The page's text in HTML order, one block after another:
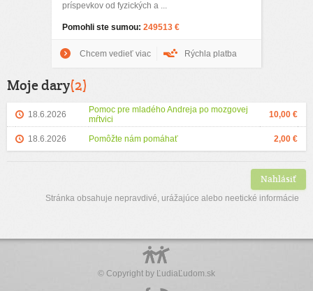
príspevkov od fyzických a ...
Pomohli ste sumou: 249513 €
Chcem vedieť viac Rýchla platba
Moje dary(2)
18.6.2026
Pomoc pre mladého Andreja po mozgovej
mŕtvici
10,00 €
18.6.2026 Pomôžte nám pomáhať 2,00 €
Nahlásiť
Stránka obsahuje nepravdivé, urážajúce alebo neetické informácie
© Copyright by ĽudiaĽudom.sk